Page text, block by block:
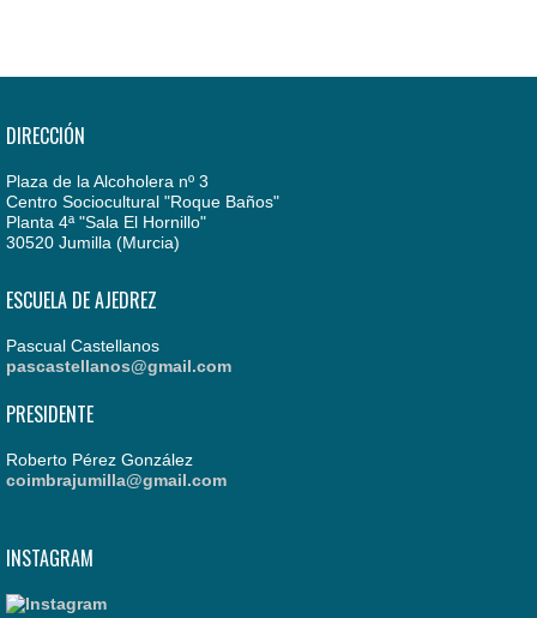
DIRECCIÓN
Plaza de la Alcoholera nº 3
Centro Sociocultural "Roque Baños"
Planta 4ª "Sala El Hornillo"
30520 Jumilla (Murcia)
ESCUELA DE AJEDREZ
Pascual Castellanos
pascastellanos@gmail.com
PRESIDENTE
Roberto Pérez González
coimbrajumilla@gmail.com
INSTAGRAM